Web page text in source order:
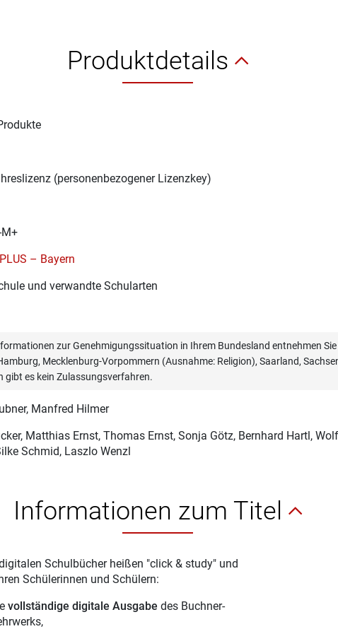
Produktdetails
(personenbezogener Lizenzkey)
– Bayern
und verwandte Schularten
zur Genehmigungssituation in Ihrem Bundesland entnehmen
Mecklenburg-Vorpommern (Ausnahme: Religion), Saarland,
gibt es kein Zulassungsverfahren.
, Manfred Hilmer
, Matthias Ernst, Thomas Ernst, Sonja Götz, Bernhard Hartl,
Schmid, Laszlo Wenzl
Informationen zum Titel
Schulbücher heißen "click & study" und
Schülerinnen und Schülern:
vollständige digitale Ausgabe des Buchner-